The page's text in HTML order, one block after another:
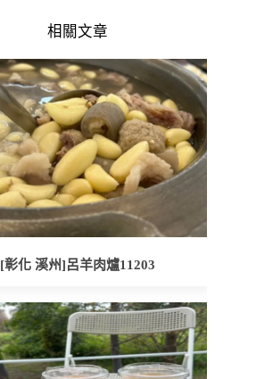
相關文章
[彰化 溪州]呂羊肉爐11203